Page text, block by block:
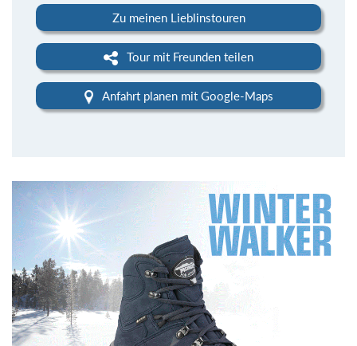
Zu meinen Lieblinstouren
Tour mit Freunden teilen
Anfahrt planen mit Google-Maps